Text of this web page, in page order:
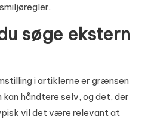
søge ekstern
i artiklerne er grænsen
håndtere selv, og det, der
vil det være relevant at